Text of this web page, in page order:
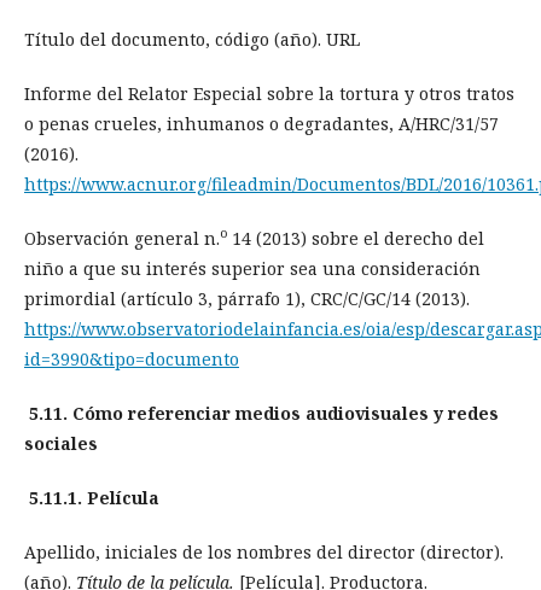
Título del documento, código (año). URL
Informe del Relator Especial sobre la tortura y otros tratos
o penas crueles, inhumanos o degradantes, A/HRC/31/57
(2016).
https://www.acnur.org/fileadmin/Documentos/BDL/2016/
Observación general n.o 14 (2013) sobre el derecho del
niño a que su interés superior sea una consideración
primordial (artículo 3, párrafo 1), CRC/C/GC/14 (2013).
https://www.observatoriodelainfancia.es/oia/esp/
id=3990&tipo=documento
5.11. Cómo referenciar medios audiovisuales y redes
sociales
5.11.1. Película
Apellido, iniciales de los nombres del director (director).
(año). Título de la película. [Película]. Productora.